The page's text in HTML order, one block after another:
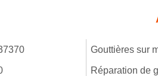
Gouttières sur
Réparation de